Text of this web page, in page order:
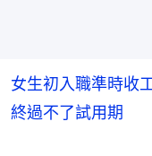
女生初入職準時
終過不了試用期